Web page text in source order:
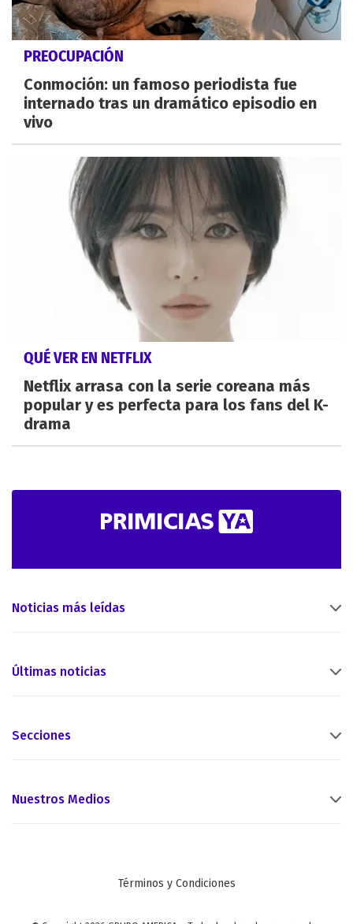
PREOCUPACIÓN
Conmoción: un famoso periodista fue
internado tras un dramático episodio en
vivo
QUÉ VER EN NETFLIX
Netflix arrasa con la serie coreana más
popular y es perfecta para los fans del K-
drama
Noticias más leídas
Últimas noticias
Secciones
Nuestros Medios
Términos y Condiciones